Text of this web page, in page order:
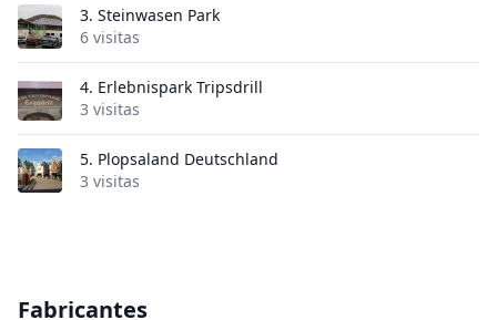
3. Steinwasen Park
6 visitas
4. Erlebnispark Tripsdrill
3 visitas
5. Plopsaland Deutschland
3 visitas
Fabricantes